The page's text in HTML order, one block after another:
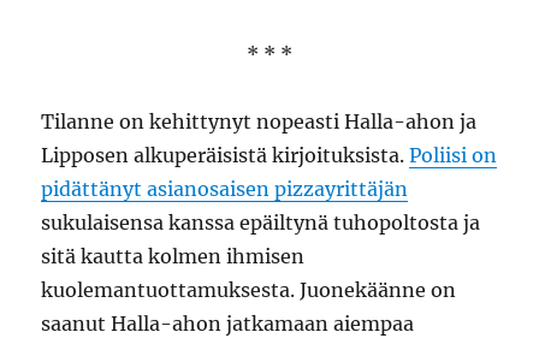
* * *
Tilanne on kehittynyt nopeasti Halla-ahon ja
Lipposen alkuperäisistä kirjoituksista.Poliisi on
pidättänyt asianosaisen pizzayrittäjän
sukulaisensa kanssa epäiltynä tuhopoltosta ja
sitä kautta kolmen ihmisen
kuolemantuottamuksesta. Juonekäänne on
saanut Halla-ahon jatkamaan aiempaa